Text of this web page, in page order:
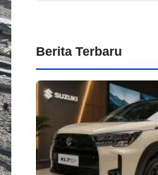
Berita Terbaru